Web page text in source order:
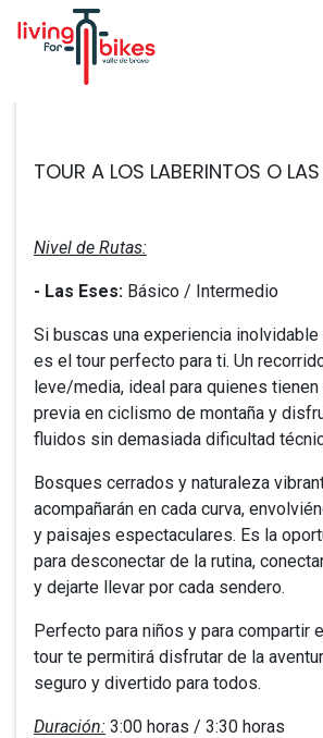
TOUR A LOS LABERINTOS O LAS
Nivel de Rutas:
- ​Las Eses: Básico / Intermedio
Si buscas una experiencia
es el tour perfecto para ti. Un
leve/media, ideal para quienes
previa en ciclismo de montaña y
fluidos sin demasiada dificultad
Bosques cerrados y naturaleza
acompañarán en cada curva,
y paisajes espectaculares. Es la
para desconectar de la rutina,
y dejarte llevar por cada sendero.
Perfecto para niños y para compartir
tour te permitirá disfrutar de la
seguro y divertido para todos.
Duración: 3:00 horas / 3:30 horas